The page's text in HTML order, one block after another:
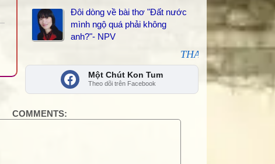
Đôi dòng về bài thơ "Đất nước
mình ngộ quá phải không
anh?"- NPV
THANKS các bạn đã kết nối,
Một Chút Kon Tum
Theo dõi trên Facebook
COMMENTS: